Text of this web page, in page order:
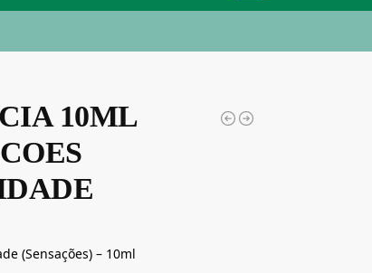
10ML
(Sensações) – 10ml